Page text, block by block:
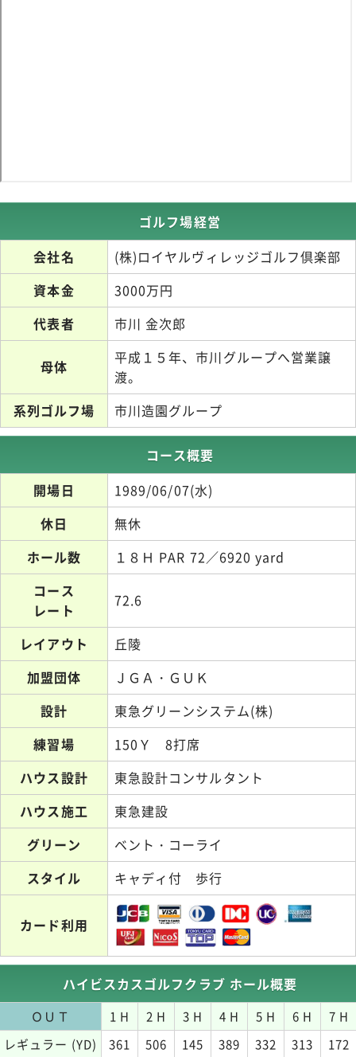
ゴルフ場経営
会社名
(株)ロイヤルヴィレッジゴルフ倶楽部
資本金
3000万円
代表者
市川 金次郎
母体
平成１５年、市川グループへ営業譲
渡。
系列ゴルフ場
市川造園グループ
コース概要
開場日
1989/06/07(水)
休日
無休
ホール数
１８Ｈ PAR 72／6920 yard
コース
レート
72.6
レイアウト
丘陵
加盟団体
ＪＧＡ・ＧＵＫ
設計
東急グリーンシステム(株)
練習場
150Ｙ 8打席
ハウス設計
東急設計コンサルタント
ハウス施工
東急建設
グリーン
ベント・コーライ
スタイル
キャディ付 歩行
カード利用
ハイビスカスゴルフクラブ ホール概要
ＯＵＴ 1 H 2 H 3 H 4 H 5 H 6 H
7 H
レギュラー (YD)
361 506 145 389 332 313
172